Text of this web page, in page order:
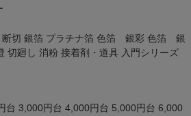
切 銀箔 プラチナ箔 色箔 銀彩 色箔 銀
切廻し 消粉 接着剤・道具 入門シリーズ
台 3,000円台 4,000円台 5,000円台 6,000